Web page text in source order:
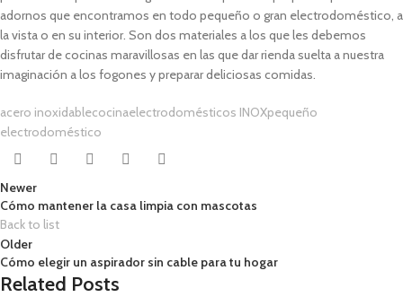
adornos que encontramos en todo pequeño o gran electrodoméstico, a
la vista o en su interior. Son dos materiales a los que les debemos
disfrutar de cocinas maravillosas en las que dar rienda suelta a nuestra
imaginación a los fogones y preparar deliciosas comidas.
acero inoxidablecocinaelectrodomésticos INOXpequeño
electrodoméstico
Newer
Cómo mantener la casa limpia con mascotas
Back to list
Older
Cómo elegir un aspirador sin cable para tu hogar
Related Posts